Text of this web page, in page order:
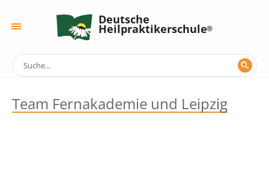
Deutsche
Heilpraktikerschule
Team Fernakademie und Leipzig